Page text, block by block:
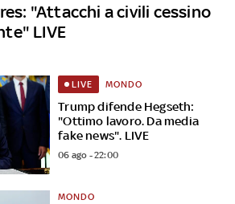
"Attacchi a civili cessino
LIVE
Trump difende Hegseth:
"Ottimo lavoro. Da media
fake news". LIVE
LIVE MONDO
06 ago - 22:00
MONDO